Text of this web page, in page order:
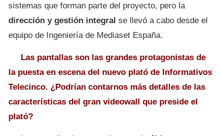
sistemas que forman parte del proyecto, pero la
dirección y gestión integral se llevó a cabo desde el
equipo de Ingeniería de Mediaset España.
Las pantallas son las grandes protagonistas de
la puesta en escena del nuevo plató de Informativos
Telecinco. ¿Podrían contarnos más detalles de las
características del gran videowall que preside el
plató?